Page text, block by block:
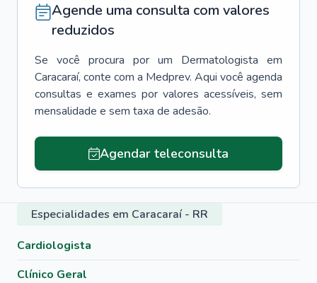
Agende uma consulta com valores
reduzidos
Se você procura por um Dermatologista em
Caracaraí, conte com a Medprev. Aqui você agenda
consultas e exames por valores acessíveis, sem
mensalidade e sem taxa de adesão.
Agendar teleconsulta
Especialidades em Caracaraí - RR
Cardiologista
Clínico Geral